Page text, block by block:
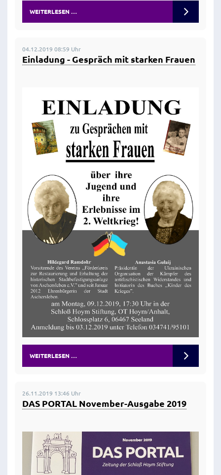
WEITERLESEN …
04.12.2019 08:59 Uhr
Einladung - Gespräch mit starken Frauen
WEITERLESEN …
26.11.2019 13:46 Uhr
DAS PORTAL November-Ausgabe 2019